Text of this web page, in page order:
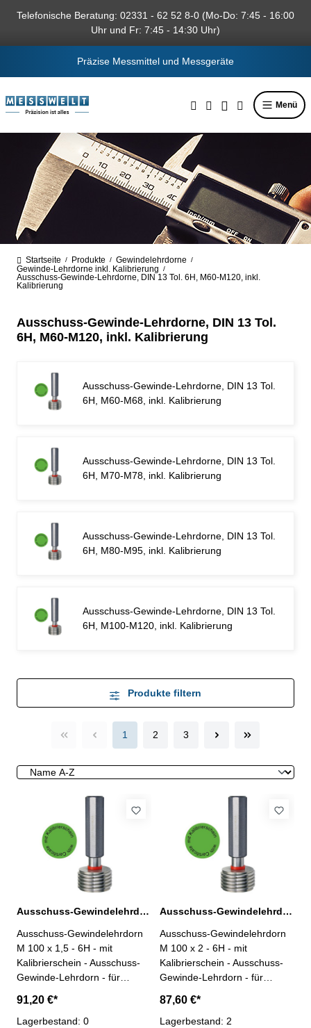
springen
Telefonische Beratung: 02331 - 62 52 8-0 (Mo-Do: 7:45 - 16:00
Uhr und Fr: 7:45 - 14:30 Uhr)
Präzise Messmittel und Messgeräte
Menü
Startseite / Produkte / Gewindelehrdorne /
Gewinde-Lehrdorne inkl. Kalibrierung /
Ausschuss-Gewinde-Lehrdorne, DIN 13 Tol. 6H, M60-M120, inkl.
Kalibrierung
Ausschuss-Gewinde-Lehrdorne, DIN 13 Tol.
6H, M60-M120, inkl. Kalibrierung
Ausschuss-Gewinde-Lehrdorne, DIN 13 Tol.
6H, M60-M68, inkl. Kalibrierung
Ausschuss-Gewinde-Lehrdorne, DIN 13 Tol.
6H, M70-M78, inkl. Kalibrierung
Ausschuss-Gewinde-Lehrdorne, DIN 13 Tol.
6H, M80-M95, inkl. Kalibrierung
Ausschuss-Gewinde-Lehrdorne, DIN 13 Tol.
6H, M100-M120, inkl. Kalibrierung
Produkte filtern
1 2 3
Ausschuss-Gewindelehrdorn M 100 x 1,5 - 6H DIN 13
Ausschuss-Gewindelehrdorn
M 100 x 1,5 - 6H - mit
Kalibrierschein - Ausschuss-
Gewinde-Lehrdorn - für
rechts - aus gehärtetem
Lehrenstahl - Norm DIN 13,
91,20 €*
Lagerbestand: 0
Ausschuss-Gewindelehrdorn M 100 x 2 - 6H DIN 13
Ausschuss-Gewindelehrdorn
M 100 x 2 - 6H - mit
Kalibrierschein - Ausschuss-
Gewinde-Lehrdorn - für
rechts - aus gehärtetem
Lehrenstahl - Norm DIN 13,
87,60 €*
Lagerbestand: 2